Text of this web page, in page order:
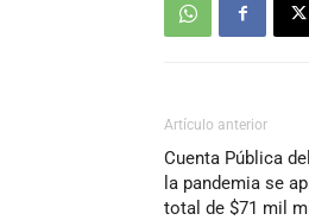
Artículo anterior
Cuenta Pública
la pandemia se
total de $71 mil